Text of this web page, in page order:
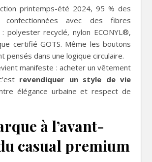
printemps-été 2024, 95 % des
avec des fibres
polyester recyclé, nylon ECONYL®,
certifié GOTS. Même les boutons
pensés dans une logique circulaire.
manifeste : acheter un vêtement
revendiquer un style de vie
élégance urbaine et respect de
à l’avant-
casual premium